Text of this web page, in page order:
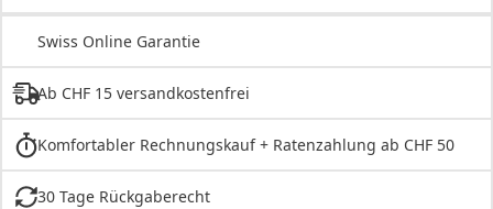
Swiss Online Garantie
Ab CHF 15 versandkostenfrei
Komfortabler Rechnungskauf + Ratenzahlung ab CHF 50
30 Tage Rückgaberecht